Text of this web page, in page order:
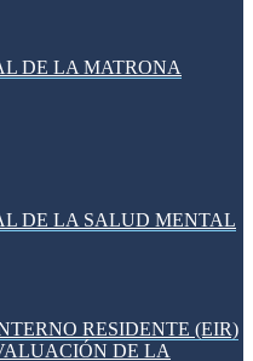
DE LA MATRONA
DE LA SALUD MENTAL
RESIDENTE (EIR)
DE LA